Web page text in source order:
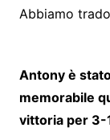
Abbiamo
Antony è
memorabile
vittoria per 3-